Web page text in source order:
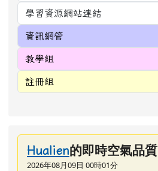
Hualien的即時空氣品質
2026年08月09日 00時01分